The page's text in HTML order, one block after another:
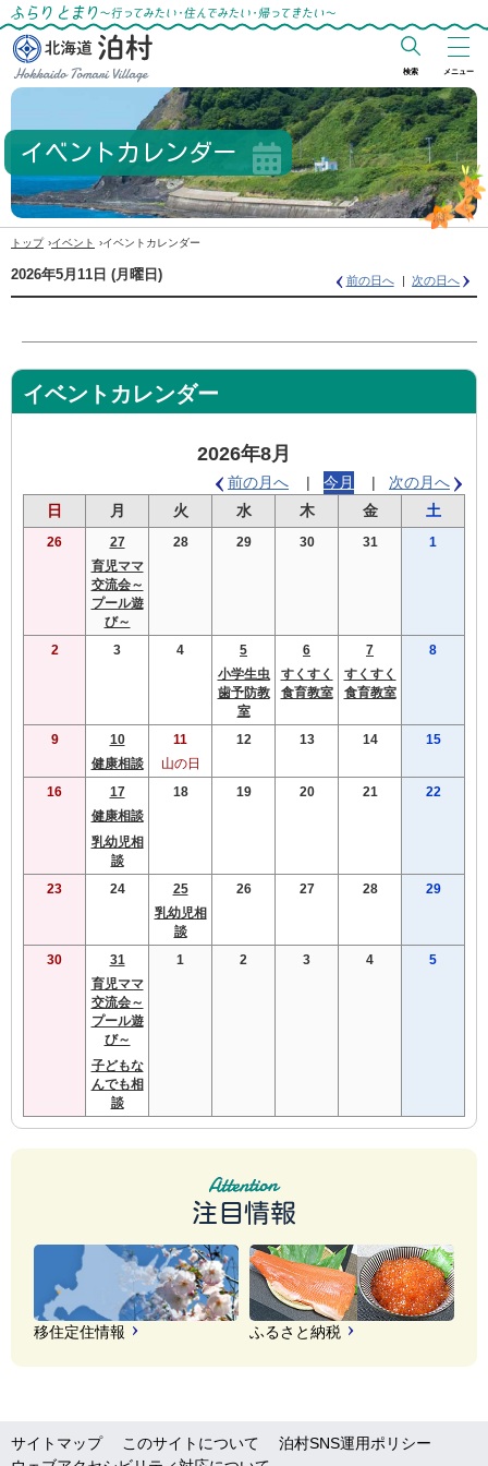
ふらりとまり～行ってみたい・住んでみた
い・帰ってきたい～
北海道 泊村
Hokkaido Tomari
Village
検索 メニュー
イベントカレンダー
トップ ›イベント ›イベントカレンダー
2026年5月11日 (月 曜日 ) 前の日へ 次の日へ
イベントカレンダー
2026年8月
前の月へ 今月
次の月へ
日
日
月
日
火曜
日
水曜
日
木曜
日
金曜
日
土曜
日
26
27
育児ママ
交流会～
プール遊
び～
28 29 30 31 1
2 3 4
5
小学生虫
歯予防教
室
6
すくすく
食育教室
7
すくすく
食育教室
8
9
10
健康相談
11
山の日
12 13 14 15
16
17
健康相談
乳幼児相
談
18 19 20 21 22
23 24
25
乳幼児相
談
26 27 28 29
30
31
育児ママ
交流会～
プール遊
び～
子どもな
んでも相
談
1 2 3 4 5
注目情報
移住定住情報 ふるさと納税
サイトマップ このサイトについて
泊村SNS運用ポリシー